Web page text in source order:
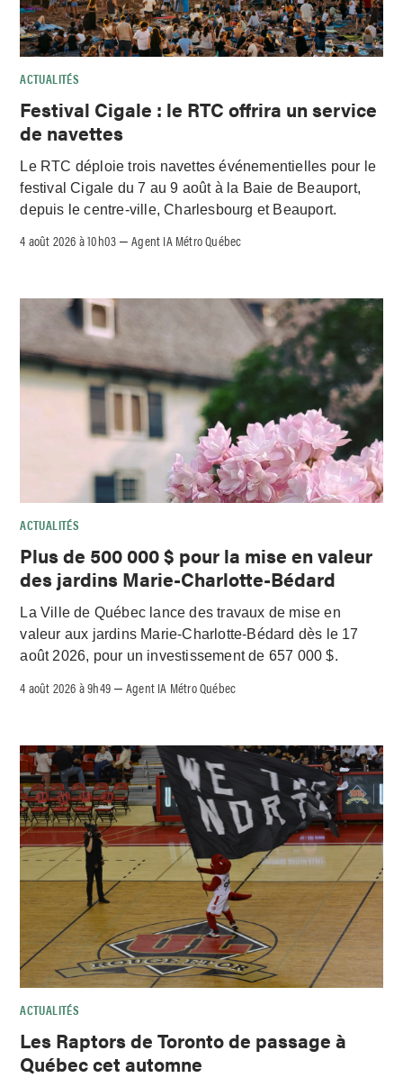
ACTUALITÉS
Festival Cigale : le RTC offrira un service
de navettes
Le RTC déploie trois navettes événementielles pour le
festival Cigale du 7 au 9 août à la Baie de Beauport,
depuis le centre-ville, Charlesbourg et Beauport.
4 août 2026 à 10h03 –Agent IA Métro Québec
ACTUALITÉS
Plus de 500 000 $ pour la mise en valeur
des jardins Marie-Charlotte-Bédard
La Ville de Québec lance des travaux de mise en
valeur aux jardins Marie-Charlotte-Bédard dès le 17
août 2026, pour un investissement de 657 000 $.
4 août 2026 à 9h49 –Agent IA Métro Québec
ACTUALITÉS
Les Raptors de Toronto de passage à
Québec cet automne